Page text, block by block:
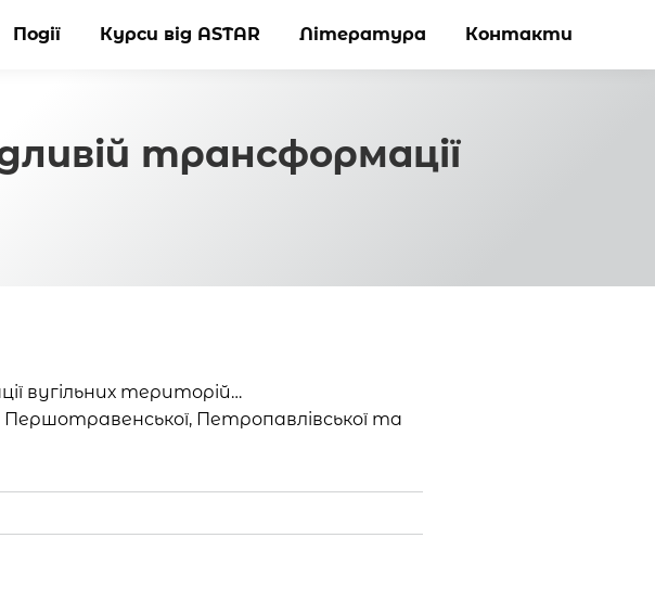
Події Курси від ASTAR Література Контакти
трансформації
вугільних територій…
Петропавлівської та
Події Курси від ASTAR Література Контакти